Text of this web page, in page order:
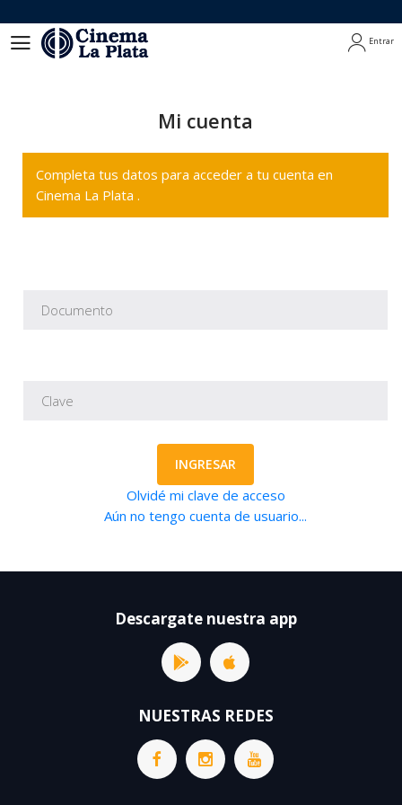
Entrar
Mi cuenta
Completa tus datos para acceder a tu cuenta en
Cinema La Plata .
INGRESAR
Olvidé mi clave de acceso
Aún no tengo cuenta de usuario...
Descargate nuestra app
NUESTRAS REDES